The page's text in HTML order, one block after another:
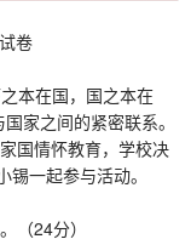
卷
本在国，国之本在
家之间的紧密联系。
国情怀教育，学校决
一起参与活动。
24分）